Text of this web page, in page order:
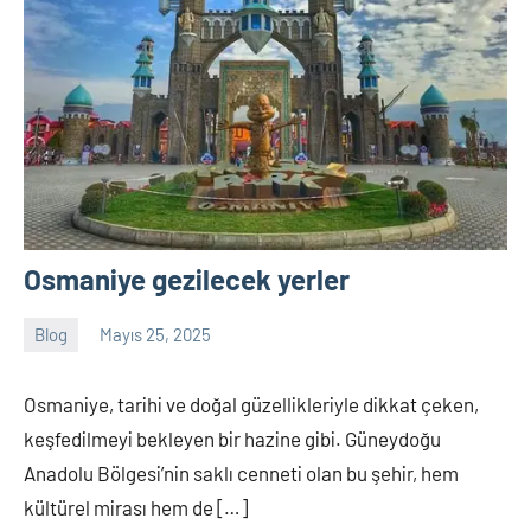
Osmaniye gezilecek yerler
Blog Mayıs 25, 2025
Tukav
Yorum
Osmaniye, tarihi ve doğal güzellikleriyle dikkat çeken,
keşfedilmeyi bekleyen bir hazine gibi. Güneydoğu
Anadolu Bölgesi’nin saklı cenneti olan bu şehir, hem
kültürel mirası hem de […]